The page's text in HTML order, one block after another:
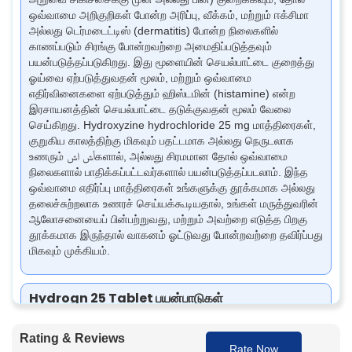
ஒவ்வாமை அறிகுறிகள் போன்ற அரிப்பு, வீக்கம், மற்றும் ஈக்சிமா
அல்லது டெர்மடைட்டிஸ் (dermatitis) போன்ற நிலைகளில்
காணப்படும் சிரங்கு போன்றவற்றை அமைதிப்படுத்தவும்
பயன்படுத்தப்படுகிறது. இது மூளையின் செயல்பாட்டை குறைத்து
ஓய்வை ஏற்படுத்துவதன் மூலம், மற்றும் ஒவ்வாமை
எதிர்வினைகளை ஏற்படுத்தும் ஹிஸ்டமின் (histamine) என்ற
இரசாயனத்தின் செயல்பாட்டை தடுக்குவதன் மூலம் வேலை
செய்கிறது. Hydroxyzine hydrochloride 25 mg மாத்திரைகள்,
குறுகிய காலத்திற்கு மிகவும் பதட்டமாக அல்லது நெருடலாக
உணரும் أش اش‌களால், அல்லது சிரமமான தோல் ஒவ்வாமை
நிலைகளால் பாதிக்கப்பட்டவர்களால் பயன்படுத்தப்படலாம். இந்த
ஒவ்வாமை எதிர்ப்பு மாத்திரைகள் உங்களுக்கு தூக்கமாக அல்லது
தலைச்சுற்றலாக உணரச் செய்யக்கூடியதால், உங்கள் மருத்துவரின்
ஆலோசனையைப் பின்பற்றுவது, மற்றும் அவற்றை எடுத்த பிறகு
தூக்கமாக இருந்தால் வாகனம் ஓட்டுவது போன்றவற்றை தவிர்ப்பது
மிகவும் முக்கியம்.
Hydrogn 25 Tablet பயன்பாடுகள்
ஒவ்வாமை நிவாரணத்திற்கு பொதுவாக எழுதப்படும் ஒரு பயனுள்ள
மருந்து. மனதை அமைதிப்படுத்துவது, மற்றும் அரிப்பு, சிரங்கு
Rating & Reviews
Rate Now